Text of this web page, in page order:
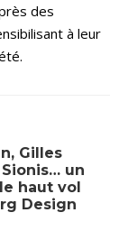
des
à leur
Gilles
un
haut vol
Design